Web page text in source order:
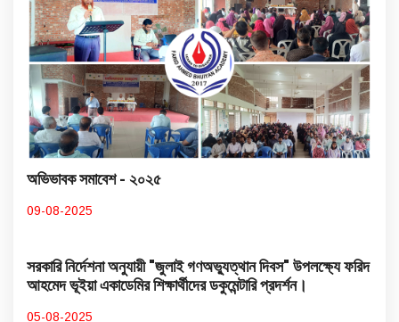
অভিভাবক সমাবেশ - ২০২৫
09-08-2025
সরকারি নির্দেশনা অনুযায়ী "জুলাই গণঅভ্যুত্থান দিবস" উপলক্ষ্যে ফরিদ
আহমেদ ভূইয়া একাডেমির শিক্ষার্থীদের ডকুমেন্টারি প্রদর্শন।
05-08-2025